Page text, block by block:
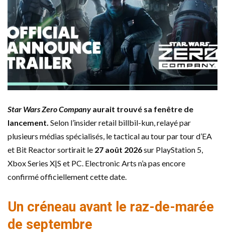
Star Wars Zero Companyaurait trouvé sa fenêtre de
lancement. Selon l’insider retail billbil-kun, relayé par
plusieurs médias spécialisés, le tactical au tour par tour d’EA
et Bit Reactor sortirait le 27 août 2026sur PlayStation 5,
Xbox Series X|S et PC. Electronic Arts n’a pas encore
confirmé officiellement cette date.
Un créneau avant le raz-de-marée
de septembre